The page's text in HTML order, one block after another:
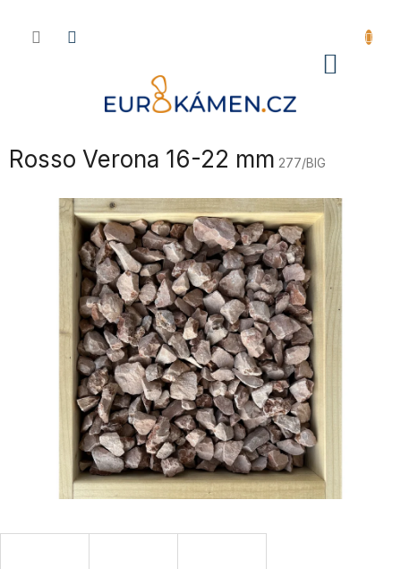
obsah
Rosso Verona 16-22 mm 277/BIG